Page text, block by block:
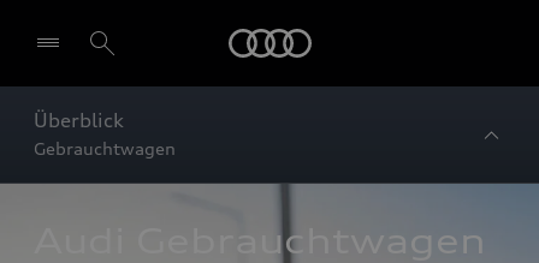
Überblick
Gebrauchtwagen
Audi Gebrauchtwagen